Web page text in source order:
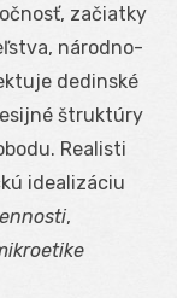
začiatky
národno-
dedinské
štruktúry
Realisti
idealizáciu
,